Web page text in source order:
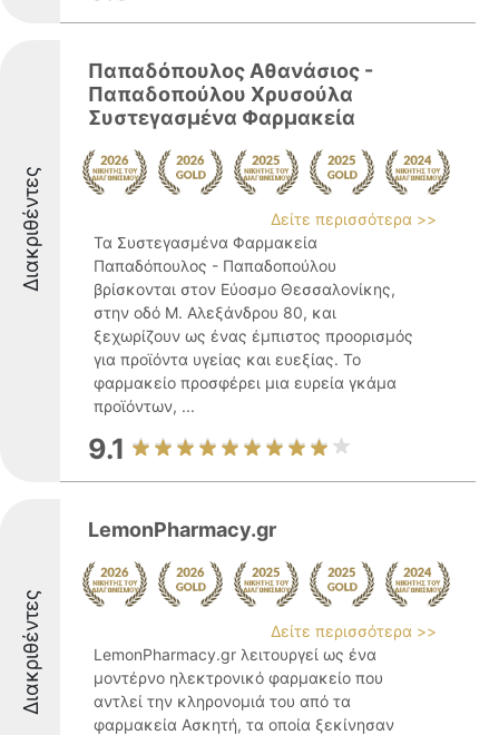
Διακριθέντες
Παπαδόπουλος Αθανάσιος -
Παπαδοπούλου Χρυσούλα
Συστεγασμένα Φαρμακεία
Δείτε περισσότερα >>
Τα Συστεγασμένα Φαρμακεία
Παπαδόπουλος - Παπαδοπούλου
βρίσκονται στον Εύοσμο Θεσσαλονίκης,
στην οδό Μ. Αλεξάνδρου 80, και
ξεχωρίζουν ως ένας έμπιστος προορισμός
για προϊόντα υγείας και ευεξίας. Το
φαρμακείο προσφέρει μια ευρεία γκάμα
προϊόντων, ...
9.1
Διακριθέντες
LemonPharmacy.gr
Δείτε περισσότερα >>
LemonPharmacy.gr λειτουργεί ως ένα
μοντέρνο ηλεκτρονικό φαρμακείο που
αντλεί την κληρονομιά του από τα
φαρμακεία Ασκητή, τα οποία ξεκίνησαν